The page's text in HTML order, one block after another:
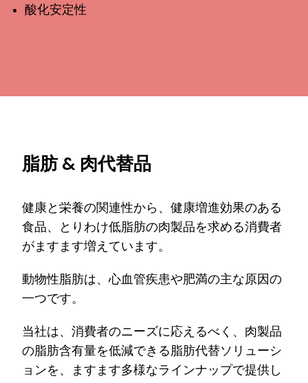
酸化安定性
脂肪 & 肉代替品
健康と栄養の関連性から、健康増進効果のある
食品、とりわけ低脂肪の肉製品を求める消費者
がますます増えています。
動物性脂肪は、心血管疾患や肥満の主な原因の
一つです。
当社は、消費者のニーズに応えるべく、肉製品
の脂肪含有量を低減できる脂肪代替ソリューシ
ョンを、ますます多様なラインナップで提供し